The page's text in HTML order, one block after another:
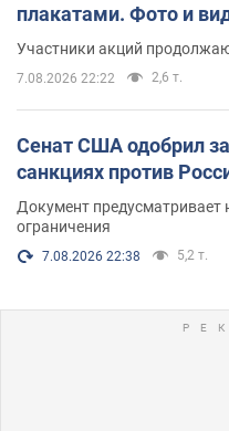
плакатами. Фото и
Участники акций
7.08.2026 22:22 2,6 т.
Сенат США одобрил
санкциях против
Документ
ограничения
7.08.2026 22:38 5,2 т.